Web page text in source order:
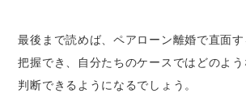
ペアローンを返済しつつ住み
ペアローン契約時に離婚を想定
おくことも大切
最後まで読めば、ペアローン離婚で直面
把握でき、自分たちのケースではどのよ
判断できるようになるでしょう。